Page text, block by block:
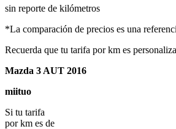
sin reporte de kilómetros
*La comparación de precios es una
Recuerda que tu tarifa por km es
Mazda 3 AUT 2016
miituo
Si tu tarifa
por km es de